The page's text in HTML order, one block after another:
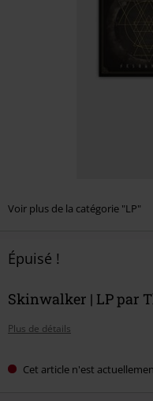
Voir plus de la catégorie "LP"
Épuisé !
Skinwalker | LP par
Plus de détails
Cet article n'est